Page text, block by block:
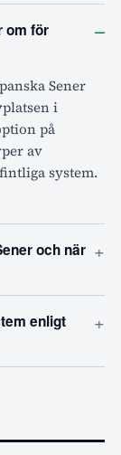
om för
–
Sener
i
på
av
system.
och när +
enligt
+